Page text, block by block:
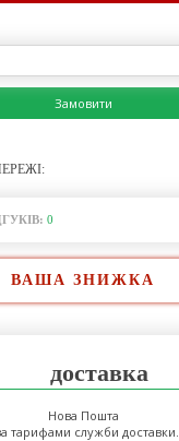
Замовити
0
ВАША ЗНИЖКА
доставка
Нова Пошта
тарифами служби доставки.